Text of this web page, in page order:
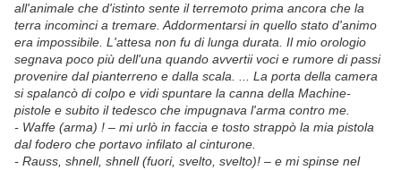
all'animale che d'istinto sente il terremoto prima ancora che la
terra incominci a tremare. Addormentarsi in quello stato d'animo
era impossibile. L'attesa non fu di lunga durata. Il mio orologio
segnava poco più dell'una quando avvertii voci e rumore di passi
provenire dal pianterreno e dalla scala. ... La porta della camera
si spalancò di colpo e vidi spuntare la canna della Machine-
pistole e subito il tedesco che impugnava l'arma contro me.
- Waffe (arma) ! – mi urlò in faccia e tosto strappò la mia pistola
dal fodero che portavo infilato al cinturone.
- Rauss, shnell, shnell (fuori, svelto, svelto)! – e mi spinse nel